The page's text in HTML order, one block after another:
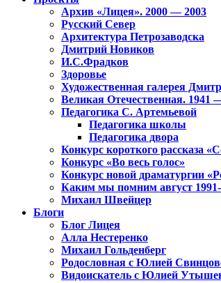
Архив «Лицея». 2000 — 2003
Русский Север
Архитектура Петрозаводска
Дмитрий Новиков
И.С.Фрадков
Здоровье
Художественная галерея
Великая Отечественная. 1941
Педагогика С. Артемьевой
Педагогика школы
Педагогика двора
Конкурс короткого рассказа
Конкурс «Во весь голос»
Конкурс новой драматургии
Каким мы помним август
Михаил Швейцер
Блоги
Блог Лицея
Алла Нестеренко
Михаил Гольденберг
Родословная с Юлией
Видоискатель с Юлией